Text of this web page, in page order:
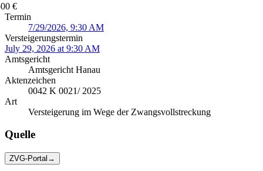
€
Termin
7/29/2026, 9:30 AM
Versteigerungstermin
July 29, 2026 at 9:30 AM
Amtsgericht
Amtsgericht Hanau
Aktenzeichen
0042 K 0021/ 2025
Art
Versteigerung im Wege der Zwangsvollstreckung
Quelle
ZVG-Portal →